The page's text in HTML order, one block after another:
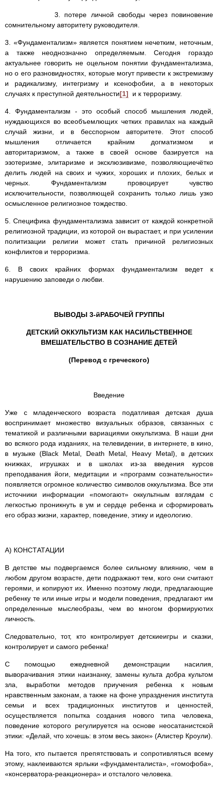
3. потере личной свободы через повиновение
сомнительному авторитету руководителя.
3. «Фундаментализм» является понятием нечетким, неточным,
а также неоднозначно определяемым. Сегодня гораздо
актуальнее говорить не оцельном понятии фундаментализма,
но о его разновидностях, которые могут привести к экстремизму
и радикализму, интегризму и ксенофобии, а в некоторых
случаях к преступной деятельности[1] и к терроризму.
4. Фундаментализм - это особый способ мышления людей,
нуждающихся во всеобъемлющих четких правилах на каждый
случай жизни, и в бесспорном авторитете. Этот способ
мышления отличается крайним догматизмом и
авторитаризмом, а также в своей основе базируется на
эзотеризме, элитаризме и эксклюзивизме, позволяющиечётко
делить людей на своих и чужих, хороших и плохих, белых и
черных. Фундаментализм провоцирует чувство
исключительности, позволяющей сохранить только лишь узко
осмысленное религиозное тождество.
5. Специфика фундаментализма зависит от каждой конкретной
религиозной традиции, из которой он вырастает, и при усилении
политизации религии может стать причиной религиозных
конфликтов и терроризма.
6. В своих крайних формах фундаментализм ведет к
нарушению заповеди о любви.
ВЫВОДЫ 3-йРАБОЧЕЙ ГРУППЫ
ДЕТСКИЙ ОККУЛЬТИЗМ КАК НАСИЛЬСТВЕННОЕ
ВМЕШАТЕЛЬСТВО В СОЗНАНИЕ ДЕТЕЙ
(Перевод с греческого)
Введение
Уже с младенческого возраста податливая детская душа
воспринимает множество визуальных образов, связанных с
тематикой и различными вариациями оккультизма. В наши дни
во всякого рода изданиях, на телевидении, в интернете, в кино,
в музыке (Black Metal, Death Metal, Heavy Metal), в детских
книжках, игрушках и в школах из-за введения курсов
преподавания йоги, медитации и «программ сознательности»
появляется огромное количество символов оккультизма. Все эти
источники информации «помогают» оккультным взглядам с
легкостью проникнуть в ум и сердце ребенка и сформировать
его образ жизни, характер, поведение, этику и идеологию.
Α) КОНСТАТАЦИИ
В детстве мы подвергаемся более сильному влиянию, чем в
любом другом возрасте, дети подражают тем, кого они считают
героями, и копируют их. Именно поэтому люди, предлагающие
ребенку те или иные игры и модели поведения, предлагают им
определенные мыслеобразы, чем во многом формируютих
личность.
Следовательно, тот, кто контролирует детскиеигры и сказки,
контролирует и самого ребенка!
С помощью ежедневной демонстрации насилия,
выворачивания этики наизнанку, замены культа добра культом
зла, выработки методов приучения ребенка к новым
нравственным законам, а также на фоне упразднения института
семьи и всех традиционных институтов и ценностей,
осуществляется попытка создания нового типа человека,
поведение которого регулируется на основе неосатанистской
этики: «Делай, что хочешь: в этом весь закон» (Алистер Кроули).
На того, кто пытается препятствовать и сопротивляться всему
этому, наклеиваются ярлыки «фундаменталиста», «гомофоба»,
«консерватора-реакционера» и отсталого человека.